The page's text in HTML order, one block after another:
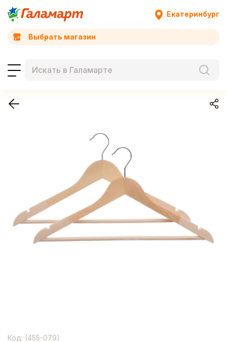
Екатеринбург
Выбрать магазин
Код: (455-079)